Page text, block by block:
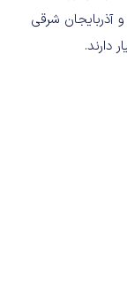
آذربایجان شرقی
دارند.